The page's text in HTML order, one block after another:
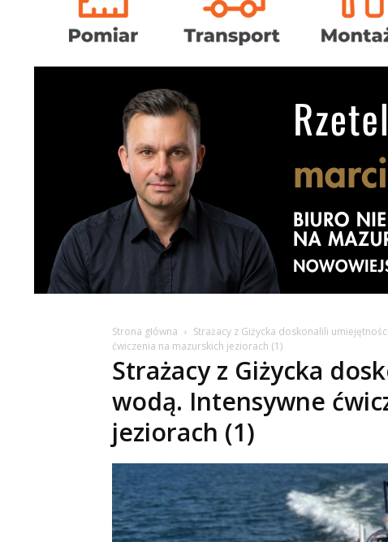
Strona główna Strażacy z Giżycka doskonalili
ćwiczenia na mazurskich jeziorach (1)
Strażacy z Giżycka
wodą. Intensywne
jeziorach (1)